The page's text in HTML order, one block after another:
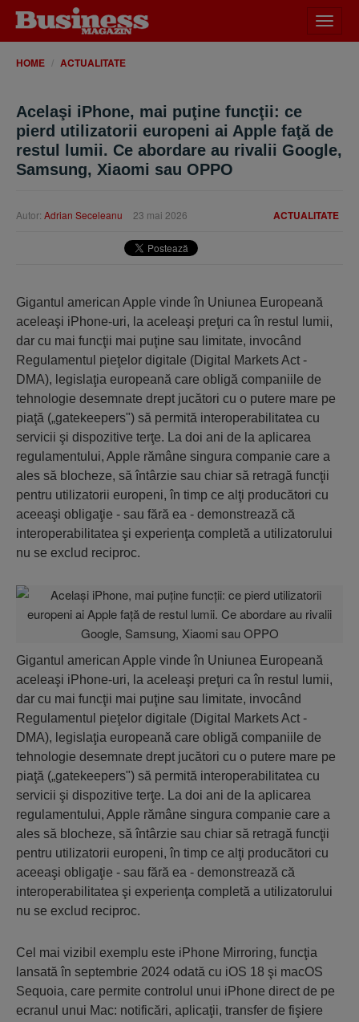
meniu
HOME ACTUALITATE
Acelaşi iPhone, mai puţine funcţii: ce
pierd utilizatorii europeni ai Apple faţă de
restul lumii. Ce abordare au rivalii Google,
Samsung, Xiaomi sau OPPO
ACTUALITATE
Autor: Adrian Seceleanu 23 mai 2026
Gigantul american Apple vinde în Uniunea Europeană
aceleaşi iPhone-uri, la aceleaşi preţuri ca în restul lumii,
dar cu mai funcţii mai puţine sau limitate, invocând
Regulamentul pieţelor digitale (Digital Markets Act -
DMA), legislaţia europeană care obligă companiile de
tehnologie desemnate drept jucători cu o putere mare pe
piaţă („gatekeepers") să permită interoperabilitatea cu
servicii şi dispozitive terţe. La doi ani de la aplicarea
regulamentului, Apple rămâne singura companie care a
ales să blocheze, să întârzie sau chiar să retragă funcţii
pentru utilizatorii europeni, în timp ce alţi producători cu
aceeaşi obligaţie - sau fără ea - demonstrează că
interoperabilitatea şi experienţa completă a utilizatorului
nu se exclud reciproc.
Gigantul american Apple vinde în Uniunea Europeană
aceleaşi iPhone-uri, la aceleaşi preţuri ca în restul lumii,
dar cu mai funcţii mai puţine sau limitate, invocând
Regulamentul pieţelor digitale (Digital Markets Act -
DMA), legislaţia europeană care obligă companiile de
tehnologie desemnate drept jucători cu o putere mare pe
piaţă („gatekeepers") să permită interoperabilitatea cu
servicii şi dispozitive terţe. La doi ani de la aplicarea
regulamentului, Apple rămâne singura companie care a
ales să blocheze, să întârzie sau chiar să retragă funcţii
pentru utilizatorii europeni, în timp ce alţi producători cu
aceeaşi obligaţie - sau fără ea - demonstrează că
interoperabilitatea şi experienţa completă a utilizatorului
nu se exclud reciproc.
Cel mai vizibil exemplu este iPhone Mirroring, funcţia
lansată în septembrie 2024 odată cu iOS 18 şi macOS
Sequoia, care permite controlul unui iPhone direct de pe
ecranul unui Mac: notificări, aplicaţii, transfer de fişiere